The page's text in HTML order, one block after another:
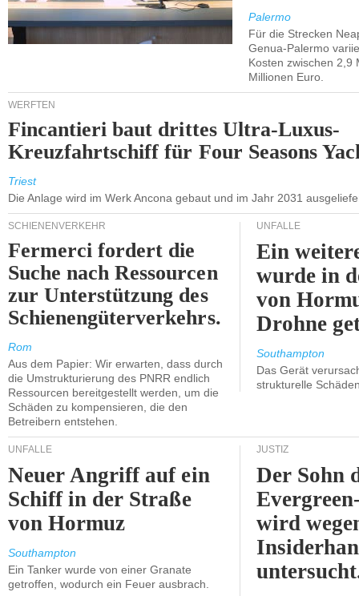
Palermo
Für die Strecken
Genua-Palermo
Kosten zwischen 2,9
Millionen Euro.
WERFTEN
Fincantieri baut drittes Ultra-Luxus-
Kreuzfahrtschiff für Four Seasons
Triest
Die Anlage wird im Werk Ancona gebaut und im Jahr 2031
SCHIENENVERKEHR
Fermerci fordert die
Suche nach Ressourcen
zur Unterstützung des
Schienengüterverkehrs.
Rom
Aus dem Papier: Wir erwarten, dass durch
die Umstrukturierung des PNRR endlich
Ressourcen bereitgestellt werden, um die
Schäden zu kompensieren, die den
Betreibern entstehen.
UNFÄLLE
Ein
wurde in
von
Drohne
Southampton
Das Gerät
strukturelle
UNFÄLLE
Neuer Angriff auf ein
Schiff in der Straße
von Hormuz
Southampton
Ein Tanker wurde von einer Granate
getroffen, wodurch ein Feuer ausbrach.
JUSTIZ
Der Sohn
wird